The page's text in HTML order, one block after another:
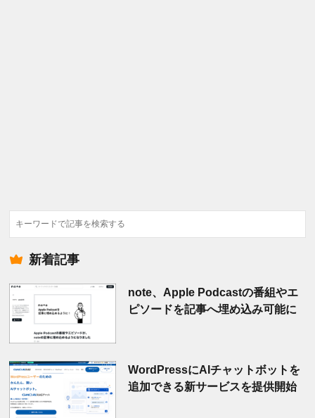
検
索
新着記事
note、Apple Podcastの番組やエ
ピソードを記事へ埋め込み可能に
WordPressにAIチャットボットを
追加できる新サービスを提供開始